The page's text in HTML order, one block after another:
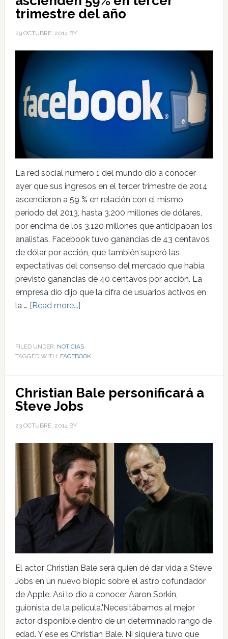
trimestre del año
29 OCTUBRE, 2014 BY
La red social número 1 del mundo dio a conocer
ayer que sus ingresos en el tercer trimestre de 2014
ascendieron a 59 % en relación con el mismo
periodo del 2013, hasta 3.200 millones de dólares,
por encima de los 3.120 millones que anticipaban los
analistas. Facebook tuvo ganancias de 43 centavos
de dólar por acción, que también superó las
expectativas del consenso del mercado que había
previsto ganancias de 40 centavos por acción. La
empresa dio dijo que la cifra de usuarios activos en
la … [Read more...]
FILED UNDER: NOTICIAS
TAGGED WITH: FACEBOOK
Christian Bale personificará a
Steve Jobs
23 OCTUBRE, 2014BY
El actor Christian Bale será quien dé dar vida a Steve
Jobs en un nuevo biopic sobre el astro cofundador
de Apple. Así lo dio a conocer Aaron Sorkin,
guionista de la película."Necesitábamos al mejor
actor disponible dentro de un determinado rango de
edad. Y ese es Christian Bale. Ni siquiera tuvo que